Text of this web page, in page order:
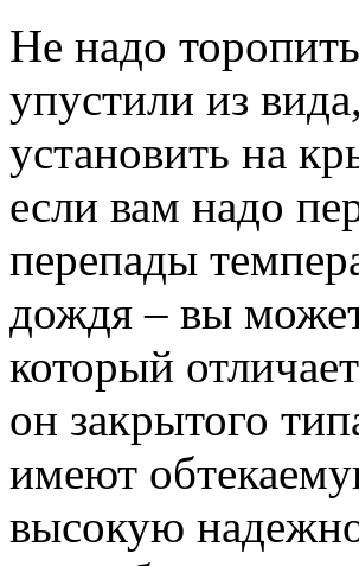
Не надо
упустили из
установить на
если вам надо
перепады
дождя – вы
который
он закрытого
имеют
высокую